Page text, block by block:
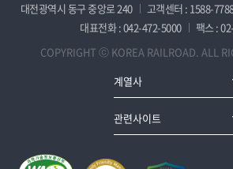
대전광역시 동구 중앙로 240
고객센터 : 1588-
대표전화 : 042-472-5000
팩스 :
COPYRIGHT ⓒ KOREA RAILROAD. ALL
계열사
관련사이트